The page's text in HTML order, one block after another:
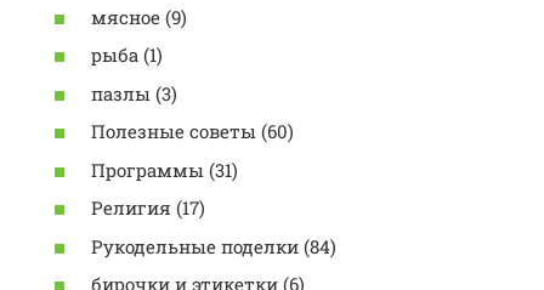
мясное (9)
рыба (1)
пазлы (3)
Полезные советы (60)
Программы (31)
Религия (17)
Рукодельные поделки (84)
бирочки и этикетки (6)